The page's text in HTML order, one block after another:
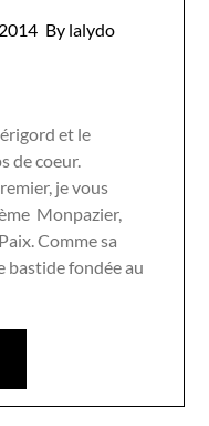
By lalydo
et le
de coeur.
je vous
Monpazier,
Comme sa
bastide fondée au